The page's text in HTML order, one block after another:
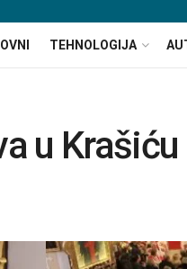
TEHNOLOGIJA
u